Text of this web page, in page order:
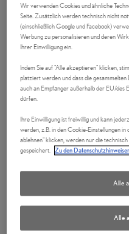
Kontaktdaten
Anrede
Vorname
*
Wir verwenden Cookies und ähnliche
Seite. Zusätzlich werden technisch nicht
(einschließlich Google und Facebook)
Werbung zu personalisieren und deren
Ihrer Einwilligung ein.
Indem Sie auf "Alle akzeptieren" klicken,
platziert werden und dass die
auch an Empfänger außerhalb der EU/des
dürfen.
Ihre Einwilligung ist freiwillig und kann
werden, z.B. in den Cookie-Einstellungen
ablehnen" klicken, werden nur die
gespeichert. Zu den
Alle
Alle